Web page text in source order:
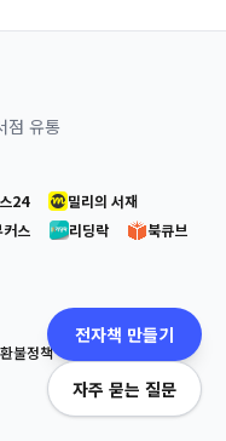
점 유통
24
밀리의 서재
커스 리딩락
북큐브
환불정책
전자책 만들기
자주 묻는 질문